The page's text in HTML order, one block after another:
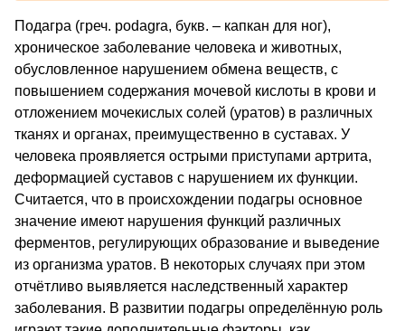
Подагра (греч. podagra, букв. – капкан для ног),
хроническое заболевание человека и животных,
обусловленное нарушением обмена веществ, с
повышением содержания мочевой кислоты в крови и
отложением мочекислых солей (уратов) в различных
тканях и органах, преимущественно в суставах. У
человека проявляется острыми приступами артрита,
деформацией суставов с нарушением их функции.
Считается, что в происхождении подагры основное
значение имеют нарушения функций различных
ферментов, регулирующих образование и выведение
из организма уратов. В некоторых случаях при этом
отчётливо выявляется наследственный характер
заболевания. В развитии подагры определённую роль